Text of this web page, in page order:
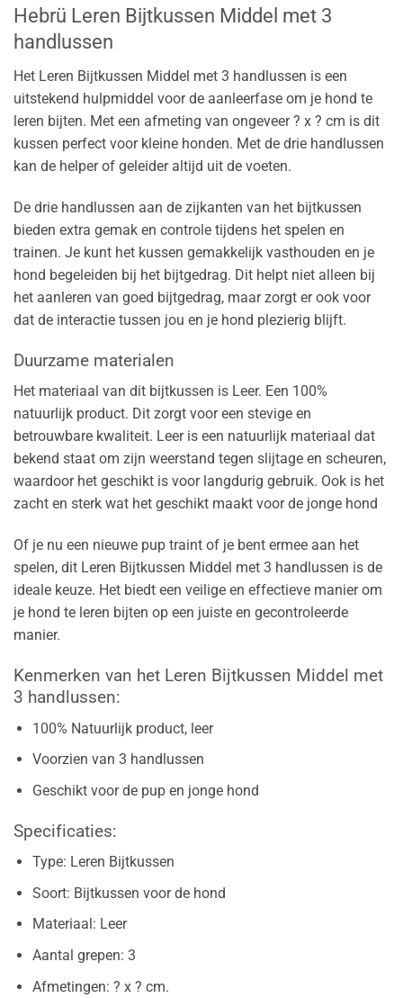
Hebrü Leren Bijtkussen Middel met 3
handlussen
Het Leren Bijtkussen Middel met 3 handlussen is een
uitstekend hulpmiddel voor de aanleerfase om je hond te
leren bijten. Met een afmeting van ongeveer ? x ? cm is dit
kussen perfect voor kleine honden. Met de drie handlussen
kan de helper of geleider altijd uit de voeten.
De drie handlussen aan de zijkanten van het bijtkussen
bieden extra gemak en controle tijdens het spelen en
trainen. Je kunt het kussen gemakkelijk vasthouden en je
hond begeleiden bij het bijtgedrag. Dit helpt niet alleen bij
het aanleren van goed bijtgedrag, maar zorgt er ook voor
dat de interactie tussen jou en je hond plezierig blijft.
Duurzame materialen
Het materiaal van dit bijtkussen is Leer. Een 100%
natuurlijk product. Dit zorgt voor een stevige en
betrouwbare kwaliteit. Leer is een natuurlijk materiaal dat
bekend staat om zijn weerstand tegen slijtage en scheuren,
waardoor het geschikt is voor langdurig gebruik. Ook is het
zacht en sterk wat het geschikt maakt voor de jonge hond
Of je nu een nieuwe pup traint of je bent ermee aan het
spelen, dit Leren Bijtkussen Middel met 3 handlussen is de
ideale keuze. Het biedt een veilige en effectieve manier om
je hond te leren bijten op een juiste en gecontroleerde
manier.
Kenmerken van het Leren Bijtkussen Middel met
3 handlussen:
100% Natuurlijk product, leer
Voorzien van 3 handlussen
Geschikt voor de pup en jonge hond
Specificaties:
Type: Leren Bijtkussen
Soort: Bijtkussen voor de hond
Materiaal: Leer
Aantal grepen: 3
Afmetingen: ? x ? cm.